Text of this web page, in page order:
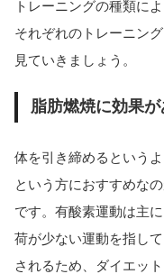
トレーニングの種類に
それぞれのトレーニン
見ていきましょう。
脂肪燃焼に効果
体を引き締めるという
という方におすすめな
です。有酸素運動は主
荷が少ない運動を指して
されるため、ダイエッ